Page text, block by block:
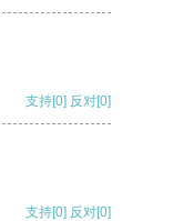
支持[0] 反对[0]
支持[0] 反对[0]